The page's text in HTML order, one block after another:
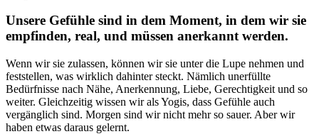
Unsere Gefühle sind in dem Moment, in dem wir sie
empfinden, real, und müssen anerkannt werden.
Wenn wir sie zulassen, können wir sie unter die Lupe nehmen und
feststellen, was wirklich dahinter steckt. Nämlich unerfüllte
Bedürfnisse nach Nähe, Anerkennung, Liebe, Gerechtigkeit und so
weiter. Gleichzeitig wissen wir als Yogis, dass Gefühle auch
vergänglich sind. Morgen sind wir nicht mehr so sauer. Aber wir
haben etwas daraus gelernt.